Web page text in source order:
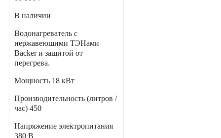
В наличии
Водонагреватель с
нержавеющими ТЭНами
Backer и защитой от
перегрева.
Мощность 18 кВт
Производительность (литров /
час) 450
Напряжение электропитания
380 В